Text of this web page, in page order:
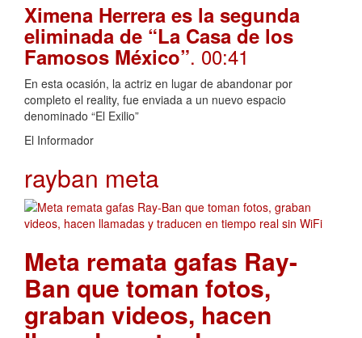
Ximena Herrera es la segunda
eliminada de “La Casa de los
Famosos México”. 00:41
En esta ocasión, la actriz en lugar de abandonar por
completo el reality, fue enviada a un nuevo espacio
denominado “El Exilio”
El Informador
rayban meta
Meta remata gafas Ray-
Ban que toman fotos,
graban videos, hacen